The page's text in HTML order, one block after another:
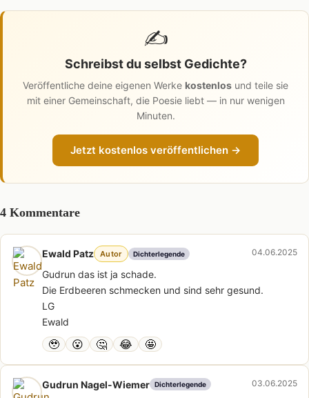
✍️
Schreibst du selbst Gedichte?
Veröffentliche deine eigenen Werke kostenlos und teile sie
mit einer Gemeinschaft, die Poesie liebt — in nur wenigen
Minuten.
Jetzt kostenlos veröffentlichen →
4 Kommentare
Ewald Patz Autor Dichterlegende 04.06.2025
Gudrun das ist ja schade.
Die Erdbeeren schmecken und sind sehr gesund.
LG
Ewald
🥹 😮 🤔 😂 🤩
Gudrun Nagel-Wiemer Dichterlegende 03.06.2025